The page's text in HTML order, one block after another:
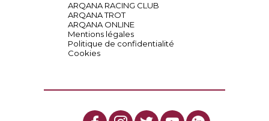
ARQANA RACING CLUB
ARQANA TROT
ARQANA ONLINE
Mentions légales
Politique de confidentialité
Cookies